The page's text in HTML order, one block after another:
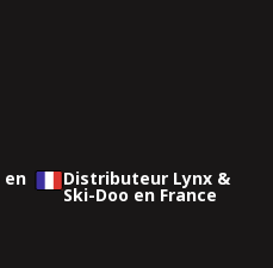
en Distributeur Lynx &
Ski-Doo en France